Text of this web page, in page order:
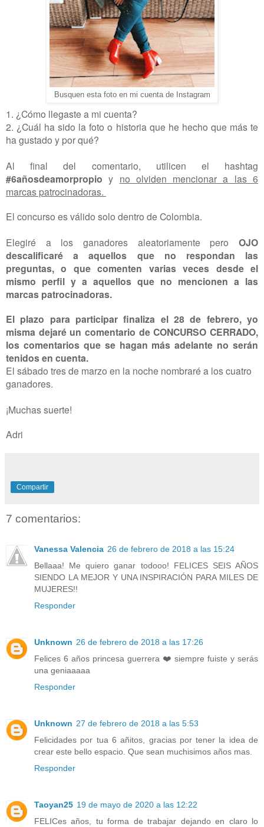
Busquen esta foto en mi cuenta de Instagram
1. ¿Cómo llegaste a mi cuenta?
2. ¿Cuál ha sido la foto o historia que he hecho que más te
ha gustado y por qué?
Al final del comentario, utilicen el hashtag
#6añosdeamorpropio y no olviden mencionar a las 6
marcas patrocinadoras.
El concurso es válido solo dentro de Colombia.
Elegiré a los ganadores aleatoriamente pero OJO
descalificaré a aquellos que no respondan las
preguntas, o que comenten varias veces desde el
mismo perfil y a aquellos que no mencionen a las
marcas patrocinadoras.
El plazo para participar finaliza el 28 de febrero, yo
misma dejaré un comentario de CONCURSO CERRADO,
los comentarios que se hagan más adelante no serán
tenidos en cuenta.
El sábado tres de marzo en la noche nombraré a los cuatro
ganadores.
¡Muchas suerte!
Adri
Compartir
7 comentarios:
Vanessa Valencia 26 de febrero de 2018 a las 15:24
Bellaaa! Me quiero ganar todooo! FELICES SEIS AÑOS
SIENDO LA MEJOR Y UNA INSPIRACIÓN PARA MILES DE
MUJERES!!
Responder
Unknown 26 de febrero de 2018 a las 17:26
Felices 6 años princesa guerrera ❤️ siempre fuiste y serás
una geniaaaaa
Responder
Unknown 27 de febrero de 2018 a las 5:53
Felicidades por tua 6 añitos, gracias por tener la idea de
crear este bello espacio. Que sean muchisimos años mas.
Responder
Taoyan25 19 de mayo de 2020 a las 12:22
FELICes años, tu forma de trabajar dejando en claro lo